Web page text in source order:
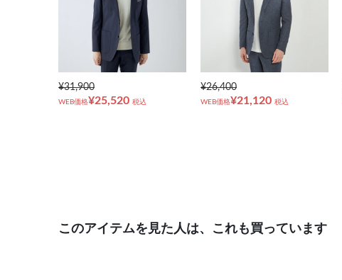
¥31,900
WEB価格¥25,520 税込
¥26,400
WEB価格¥21,120 税込
このアイテムを見た人は、これも買っています